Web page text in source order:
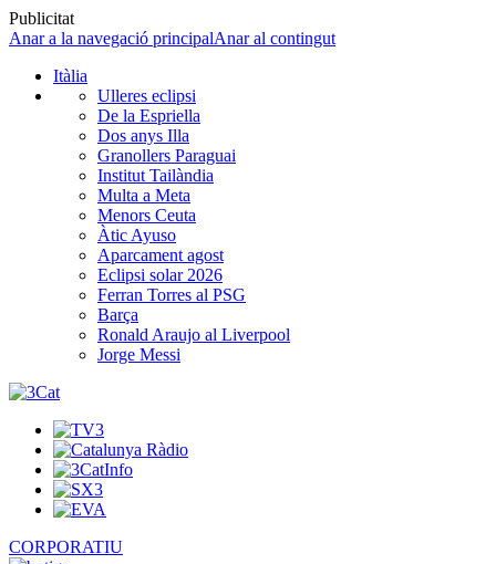
Publicitat
Anar a la navegació principalAnar al contingut
Itàlia
Ulleres eclipsi
De la Espriella
Dos anys Illa
Granollers Paraguai
Institut Tailàndia
Multa a Meta
Menors Ceuta
Àtic Ayuso
Aparcament agost
Eclipsi solar 2026
Ferran Torres al PSG
Barça
Ronald Araujo al Liverpool
Jorge Messi
CORPORATIU